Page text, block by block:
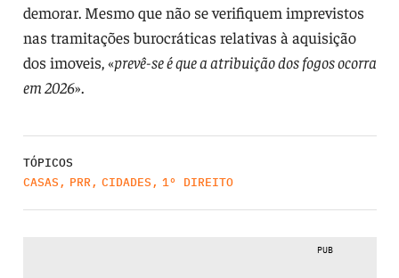
demorar. Mesmo que não se verifiquem imprevistos
nas tramitações burocráticas relativas à aquisição
dos imoveis, «prevê-se é que a atribuição dos fogos ocorra
em 2026».
TÓPICOS
CASAS , PRR, CIDADES , 1º DIREITO
PUB